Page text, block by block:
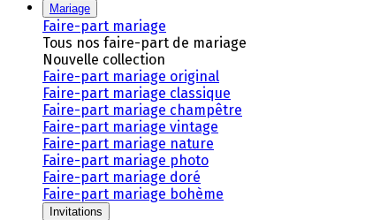
Mariage
Faire-part mariage
Tous nos faire-part de mariage
Nouvelle collection
Faire-part mariage original
Faire-part mariage classique
Faire-part mariage champêtre
Faire-part mariage vintage
Faire-part mariage nature
Faire-part mariage photo
Faire-part mariage doré
Faire-part mariage bohème
Invitations